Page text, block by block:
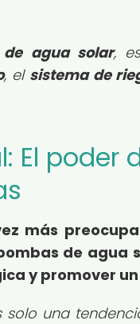
agua solar,
, el sistema de
El
más
de agua
y promover
solo una